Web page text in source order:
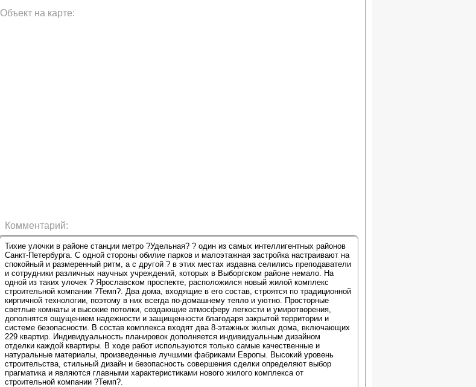
Объект на карте:
Тихие улочки в районе станции метро ?Удельная? ? один из самых интеллигентных районов
Санкт-Петербурга. С одной стороны обилие парков и малоэтажная застройка настраивают на
спокойный и размеренный ритм, а с другой ? в этих местах издавна селились преподаватели
и сотрудники различных научных учреждений, которых в Выборгском районе немало. На
одной из таких улочек ? Ярославском проспекте, расположился новый жилой комплекс
строительной компании ?Темп?. Два дома, входящие в его состав, строятся по традиционной
кирпичной технологии, поэтому в них всегда по-домашнему тепло и уютно. Просторные
светлые комнаты и высокие потолки, создающие атмосферу легкости и умиротворения,
дополнятся ощущением надежности и защищенности благодаря закрытой территории и
системе безопасности. В состав комплекса входят два 8-этажных жилых дома, включающих
229 квартир. Индивидуальность планировок дополняется индивидуальным дизайном
отделки каждой квартиры. В ходе работ используются только самые качественные и
натуральные материалы, произведенные лучшими фабриками Европы. Высокий уровень
строительства, стильный дизайн и безопасность совершения сделки определяют выбор
прагматика и являются главными характеристиками нового жилого комплекса от
строительной компании ?Темп?.
Комментарий: